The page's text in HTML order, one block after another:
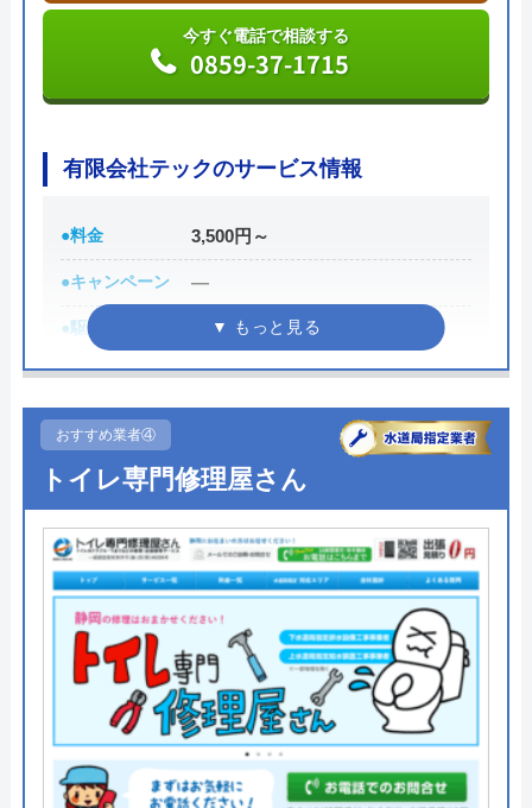
今すぐ電話で相談する
0859-37-1715
有限会社テックのサービス情報
●料金 3,500円～
●キャンペーン ―
●駆けつけ時間
●受付時間 8:00～17:30
●定休日 日曜、第2,4土曜、祝日
●出張見積もり ―
●支払い方法 ―
●累計実績 ―
詳細は公式HPでご確認ください
有限会社テックがおすすめの理由
有限会社テックは、水回りのトラブルに何でも対応
している業者で、リフォームサービスも提供してい
おすすめ業者④
トイレ専門修理屋さん